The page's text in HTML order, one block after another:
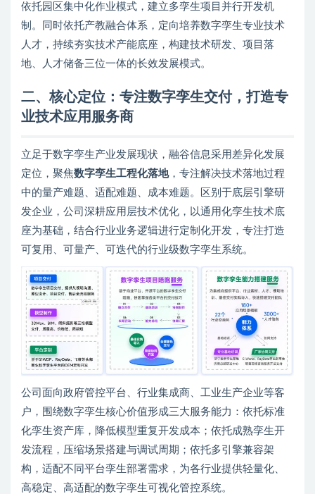
依托园区集中化作业模式，建立多孪生项目并行开发机
制。同时依托产教融合体系，定向培养数字孪生专业技术
人才，持续夯实技术产能底座，构建技术研发、项目落
地、人才储备三位一体的长效发展模式。
二、核心定位：专注数字孪生交付，打造专
业技术应用服务商
立足于数字孪生产业发展现状，融谷信息采用差异化发展
定位，聚焦数字孪生工程化落地，专注解决技术落地过程
中的量产难题、适配难题、成本难题。区别于底层引擎研
发企业，公司深耕应用层技术优化，以通用化孪生技术底
座为基础，结合行业业务逻辑进行定制化开发，专注打造
可复用、可量产、可迭代的行业级数字孪生系统。
公司面向政府管控平台、行业集成商、工业生产企业等客
户，围绕数字孪生核心价值形成三大服务能力：依托标准
化孪生资产库，降低模型重复开发成本；依托成熟孪生开
发流程，压缩场景搭建与调试周期；依托多引擎兼容架
构，适配不同平台孪生部署需求，为各行业提供轻量化、
高稳定、高适配的数字孪生可视化管控系统。